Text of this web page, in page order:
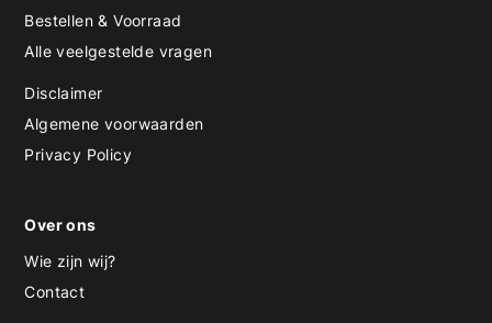
Bestellen & Voorraad
Alle veelgestelde vragen
Disclaimer
Algemene voorwaarden
Privacy Policy
Over ons
Wie zijn wij?
Contact